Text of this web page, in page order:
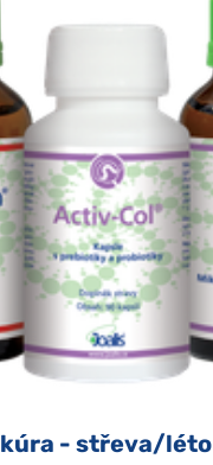
kúra - střeva/léto